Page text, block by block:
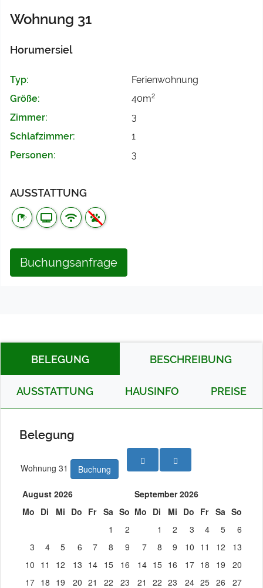
Wohnung 31
Horumersiel
Typ:
Ferienwohnung
Größe:
40m2
Zimmer:
3
Schlafzimmer:
1
Personen:
3
AUSSTATTUNG
Buchungsanfrage
BELEGUNG BESCHREIBUNG
AUSSTATTUNG HAUSINFO PREISE
Belegung